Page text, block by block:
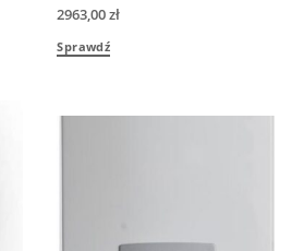
2963,00zł
Sprawdź